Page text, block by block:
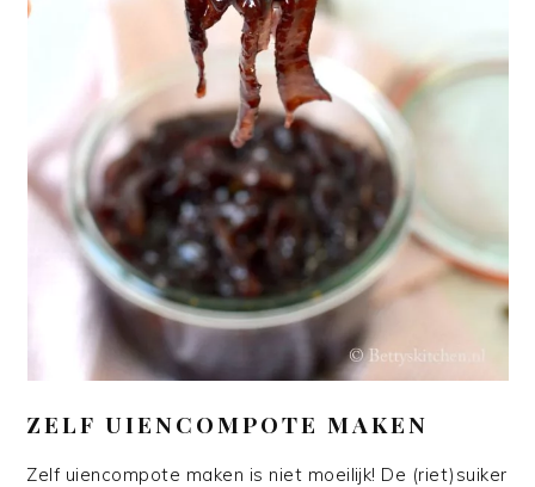
ZELF UIENCOMPOTE MAKEN
Zelf uiencompote maken is niet moeilijk! De (riet)suiker